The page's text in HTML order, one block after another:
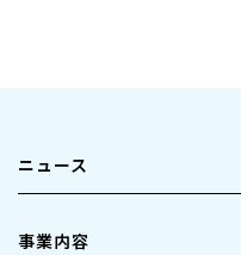
ニュース
事業内容